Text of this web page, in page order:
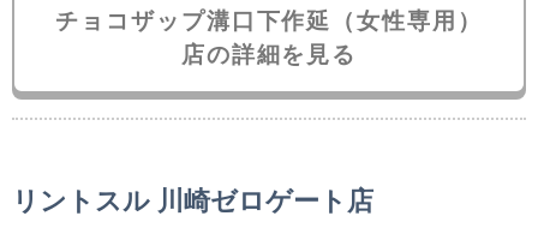
チョコザップ溝口下作延（女性専用）
店の詳細を見る
リントスル 川崎ゼロゲート店